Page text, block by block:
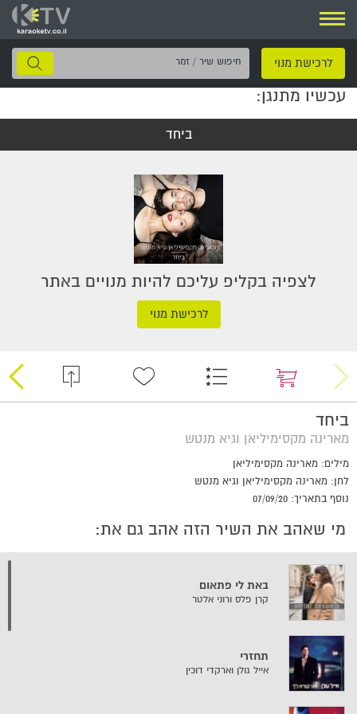
ניווט
לרכישת מנוי
חיפוש
שיר
עכשיו מתנגן:
ביחד
לצפיה בקליפ עליכם להיות מנויים באתר
לרכישת מנוי
ביחד
מארינה מקסימיליאן וגיא מנטש
מילים: מארינה מקסימיליאן
לחן: מארינה מקסימיליאן וגיא מנטש
נוסף בתאריך: 07/09/20
מי שאהב את השיר הזה אהב גם את:
באת לי פתאום
קרן פלס ורוני אלטר
תחזרי
אייל גולן וארקדי דוכין